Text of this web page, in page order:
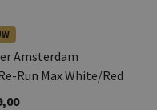
Amsterdam
Run Max White/Red